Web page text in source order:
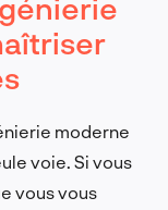
moderne
voie. Si vous
vous vous